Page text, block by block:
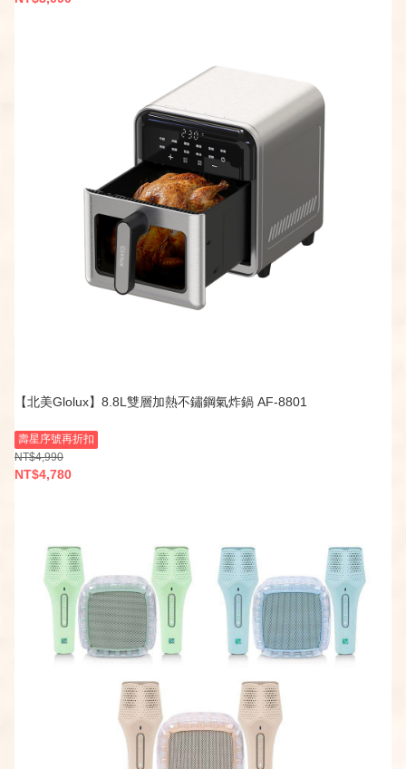
【北美Glolux】8.8L雙層加熱不鏽鋼氣炸鍋 AF-8801
壽星序號再折扣
NT$4,990
NT$4,780